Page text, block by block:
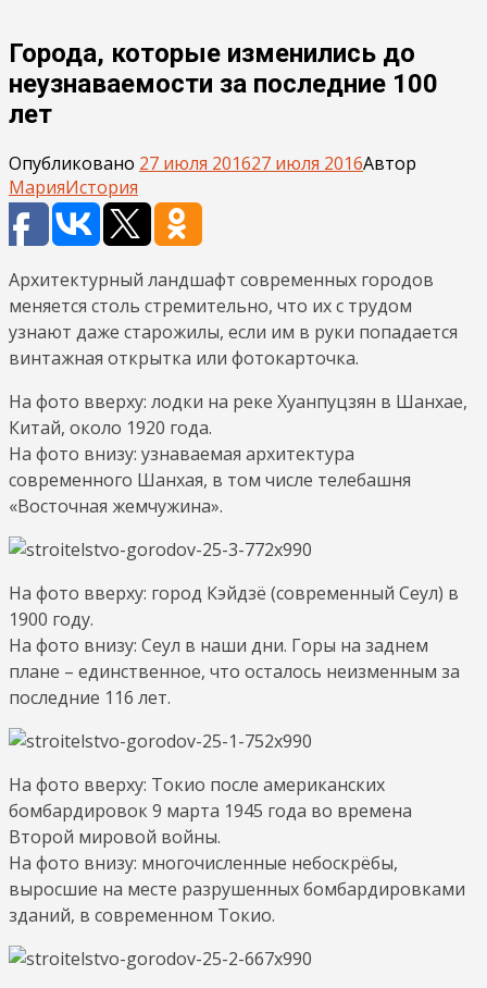
Города, которые изменились до
неузнаваемости за последние 100
лет
Опубликовано 27 июля 201627 июля 2016Автор
МарияИстория
Архитектурный ландшафт современных городов
меняется столь стремительно, что их с трудом
узнают даже старожилы, если им в руки попадается
винтажная открытка или фотокарточка.
На фото вверху: лодки на реке Хуанпуцзян в Шанхае,
Китай, около 1920 года.
На фото внизу: узнаваемая архитектура
современного Шанхая, в том числе телебашня
«Восточная жемчужина».
На фото вверху: город Кэйдзё (современный Сеул) в
1900 году.
На фото внизу: Сеул в наши дни. Горы на заднем
плане – единственное, что осталось неизменным за
последние 116 лет.
На фото вверху: Токио после американских
бомбардировок 9 марта 1945 года во времена
Второй мировой войны.
На фото внизу: многочисленные небоскрёбы,
выросшие на месте разрушенных бомбардировками
зданий, в современном Токио.